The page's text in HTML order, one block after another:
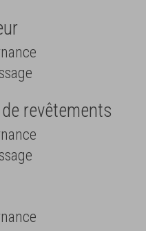
revêtements